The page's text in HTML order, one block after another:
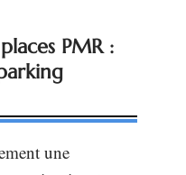
PMR :
une